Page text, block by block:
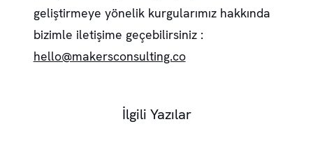
geliştirmeye yönelik kurgularımız hakkında
bizimle iletişime geçebilirsiniz :
hello@makersconsulting.co
İlgili Yazılar